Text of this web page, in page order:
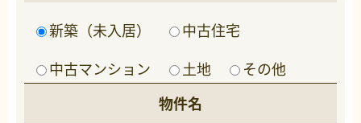
新築（未入居）
中古住宅
中古マンション
土地
その他
物件名